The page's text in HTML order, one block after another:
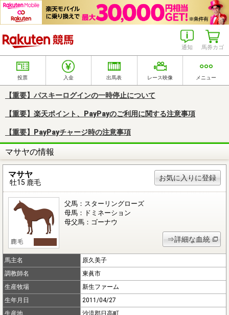
馬券カゴ
通知
投票 入金 出馬表 レース映像 メニュー
【重要】パスキーログインの一時停止について
【重要】楽天ポイント、PayPayのご利用に関する注意事項
【重要】PayPayチャージ時の注意事項
マサヤの情報
マサヤ
牡15 鹿毛
お気に入りに登録
父馬：スターリングローズ
母馬：ドミネーション
母父馬：ゴーナウ
⇒詳細な血統
馬主名
原久美子
調教師名
東眞市
生産牧場
新生ファーム
生年月日
2011/04/27
生産地
沙流郡日高町